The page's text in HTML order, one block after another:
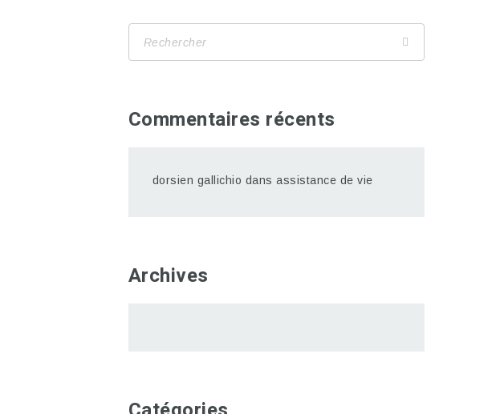
Commentaires récents
dorsien gallichio dansassistance de vie
Archives